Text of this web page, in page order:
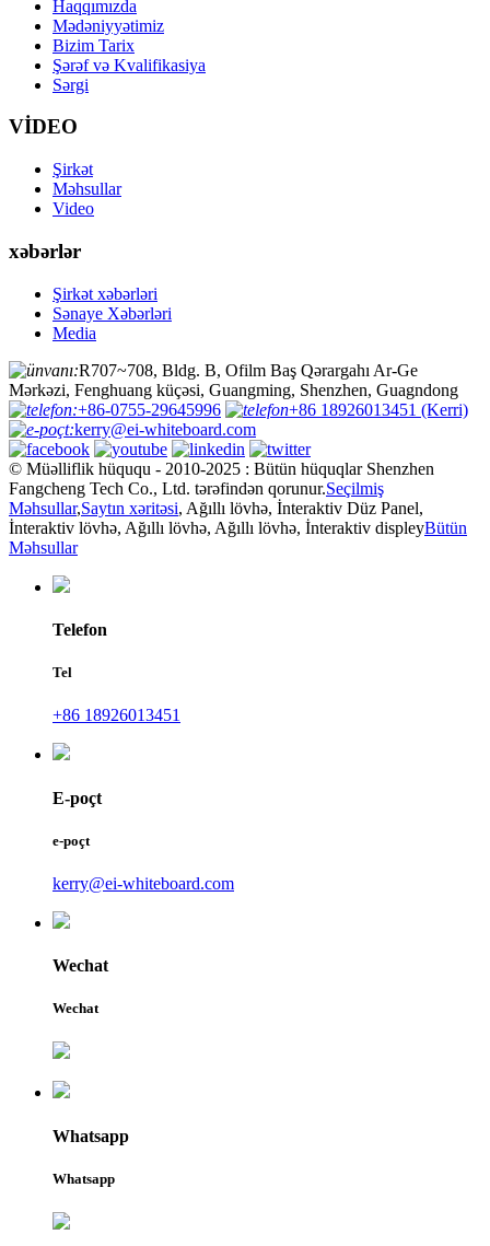
Haqqımızda
Mədəniyyətimiz
Bizim Tarix
Şərəf və Kvalifikasiya
Sərgi
VİDEO
Şirkət
Məhsullar
Video
xəbərlər
Şirkət xəbərləri
Sənaye Xəbərləri
Media
:R707~708, Bldg. B, Ofilm Baş Qərargahı Ar-Ge
Mərkəzi, Fenghuang küçəsi, Guangming, Shenzhen, Guagndong
:+86-0755-29645996
+86 18926013451 (Kerri)
:kerry@ei-whiteboard.com
© Müəlliflik hüququ - 2010-2025 : Bütün hüquqlar Shenzhen
Fangcheng Tech Co., Ltd. tərəfindən qorunur.Seçilmiş
Məhsullar,Saytın xəritəsi, Ağıllı lövhə, İnteraktiv Düz Panel,
İnteraktiv lövhə, Ağıllı lövhə, Ağıllı lövhə, İnteraktiv displeyBütün
Məhsullar
Telefon
Tel
+86 18926013451
E-poçt
e-poçt
kerry@ei-whiteboard.com
Wechat
Wechat
Whatsapp
Whatsapp